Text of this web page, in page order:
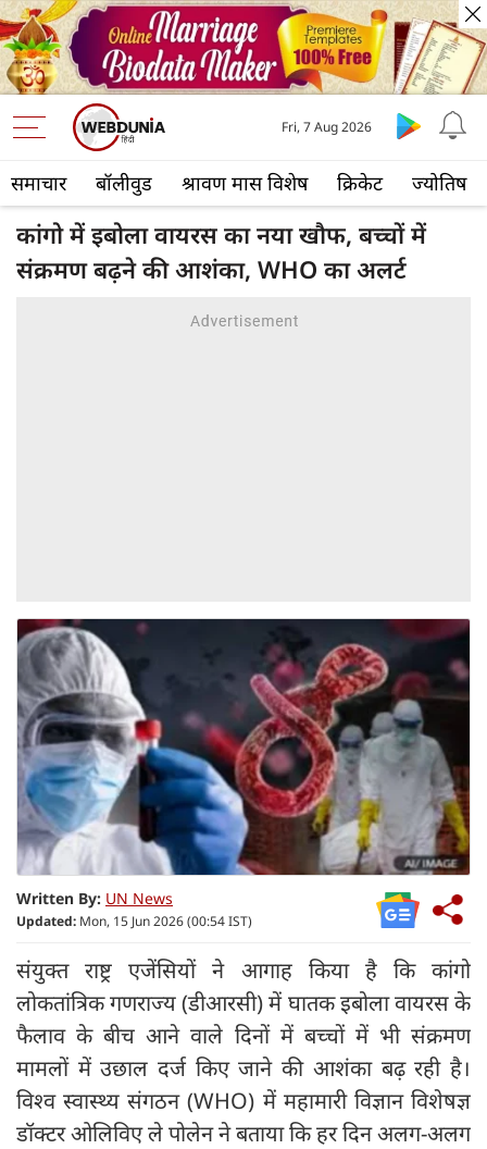
समाचार बॉलीवुड श्रावण मास विशेष क्रिकेट ज्योतिष
Fri, 7 Aug 2026
कांगो में इबोला वायरस का नया खौफ, बच्चों में
संक्रमण बढ़ने की आशंका, WHO का अलर्ट
Written By: UN News
Updated: Mon, 15 Jun 2026 (00:54 IST)
संयुक्त राष्ट्र एजेंसियों ने आगाह किया है कि कांगो
लोकतांत्रिक गणराज्य (डीआरसी) में घातक इबोला वायरस के
फैलाव के बीच आने वाले दिनों में बच्चों में भी संक्रमण
मामलों में उछाल दर्ज किए जाने की आशंका बढ़ रही है।
विश्व स्वास्थ्य संगठन (WHO) में महामारी विज्ञान विशेषज्ञ
डॉक्टर ओलिविए ले पोलेन ने बताया कि हर दिन अलग-अलग